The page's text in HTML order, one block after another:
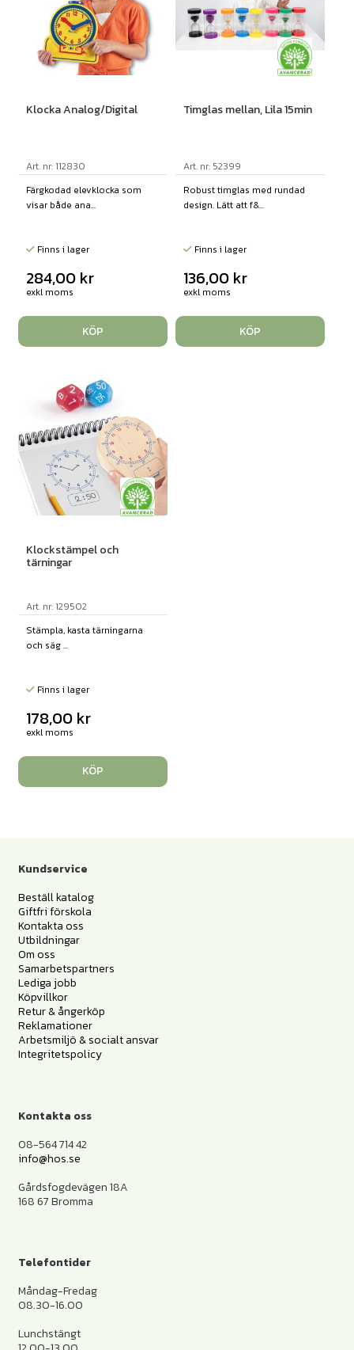
Klocka Analog/Digital
Art. nr: 112830
Färgkodad elevklocka som
visar både ana...
Finns i lager
284,00 kr
exkl moms
KÖP
Timglas mellan, Lila 15min
Art. nr: 52399
Robust timglas med rundad
design. Lätt att f&...
Finns i lager
136,00 kr
exkl moms
KÖP
Klockstämpel och
tärningar
Art. nr: 129502
Stämpla, kasta tärningarna
och säg ...
Finns i lager
178,00 kr
exkl moms
KÖP
Kundservice
Beställ katalog
Giftfri förskola
Kontakta oss
Utbildningar
Om oss
Samarbetspartners
Lediga jobb
Köpvillkor
Retur & ångerköp
Reklamationer
Arbetsmiljö & socialt ansvar
Integritetspolicy
Kontakta oss
08-564 714 42
info@hos.se
Gårdsfogdevägen 18A
168 67 Bromma
Telefontider
Måndag-Fredag
08.30-16.00
Lunchstängt